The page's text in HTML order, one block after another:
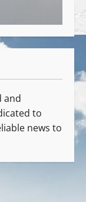
and
to
news to